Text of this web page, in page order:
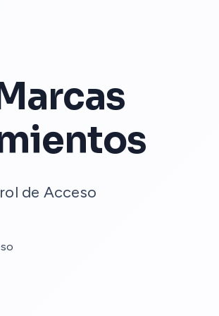
de Acceso